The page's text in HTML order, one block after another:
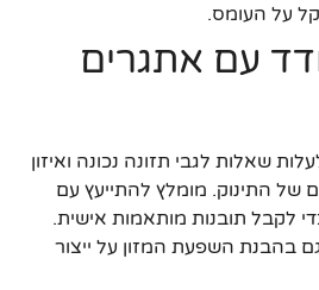
על העומס.
עם אתגרים
שאלות לגבי תזונה נכונה ואיזון
של התינוק. מומלץ להתייעץ עם
לקבל תובנות מותאמות אישית.
בהבנת השפעת המזון על ייצור